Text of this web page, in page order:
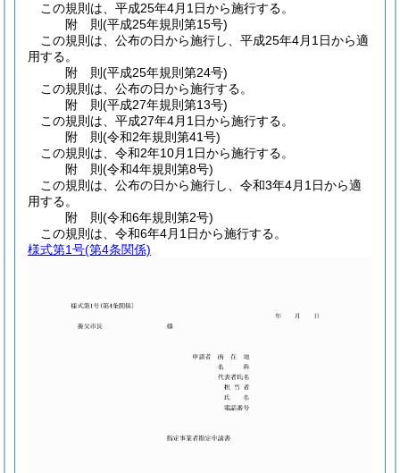
この規則は、平成25年4月1日から施行する。
附 則(平成25年規則第15号)
この規則は、公布の日から施行し、平成25年4月1日から適
用する。
附 則(平成25年規則第24号)
この規則は、公布の日から施行する。
附 則(平成27年規則第13号)
この規則は、平成27年4月1日から施行する。
附 則(令和2年規則第41号)
この規則は、令和2年10月1日から施行する。
附 則(令和4年規則第8号)
この規則は、公布の日から施行し、令和3年4月1日から適
用する。
附 則(令和6年規則第2号)
この規則は、令和6年4月1日から施行する。
様式第1号(第4条関係)